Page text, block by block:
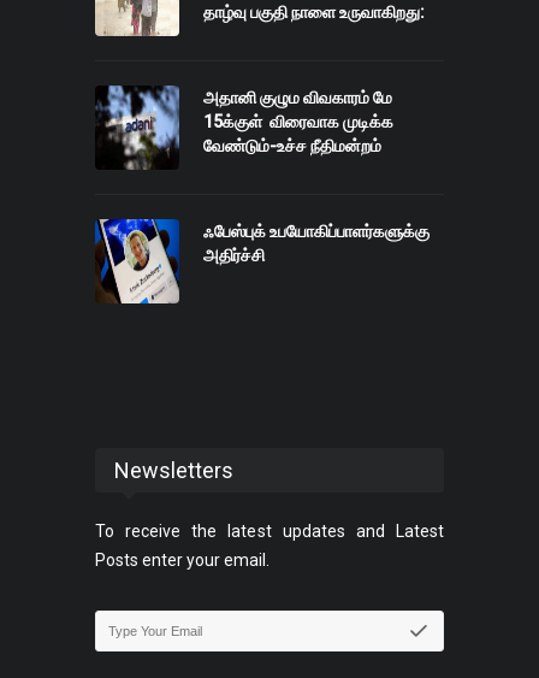
தாழ்வு பகுதி நாளை உருவாகிறது:
அதானி குழும விவகாரம் மே
15க்குள் விரைவாக முடிக்க
வேண்டும்-உச்ச நீதிமன்றம்
ஃபேஸ்புக் உபயோகிப்பாளர்களுக்கு
அதிர்ச்சி
Newsletters
To receive the latest updates and Latest
Posts enter your email.